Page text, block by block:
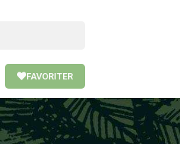
FAVORITER